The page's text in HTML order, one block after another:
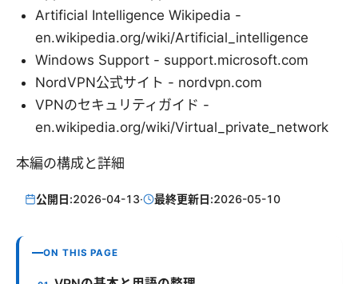
Artificial Intelligence Wikipedia -
en.wikipedia.org/wiki/Artificial_intelligence
Windows Support - support.microsoft.com
NordVPN公式サイト - nordvpn.com
VPNのセキュリティガイド -
en.wikipedia.org/wiki/Virtual_private_network
本編の構成と詳細
公開日:2026-04-13· 最終更新日:2026-05-10
ON THIS PAGE